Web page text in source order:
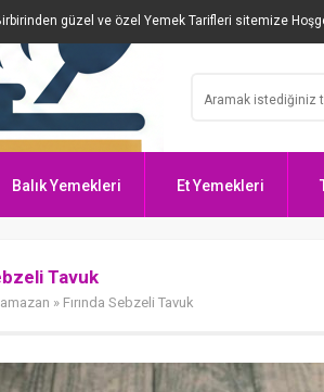
güzel ve özel Yemek Tarifleri sitemize
Balık Yemekleri Et Yemekleri
Tavuk
» Fırında Sebzeli Tavuk